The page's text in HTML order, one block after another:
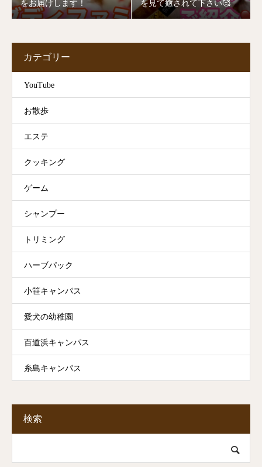
をお届けします！
を見て癒されて下さい🥰
カテゴリー
YouTube
お散歩
エステ
クッキング
ゲーム
シャンプー
トリミング
ハーブパック
小笹キャンパス
愛犬の幼稚園
百道浜キャンパス
糸島キャンパス
検索